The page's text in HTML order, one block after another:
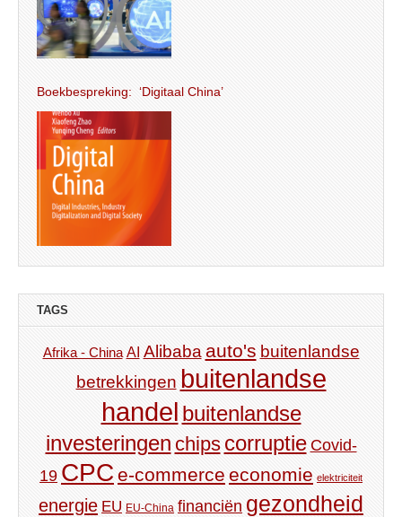
Boekbespreking: ‘Digitaal China’
TAGS
Afrika - China AI Alibaba auto's buitenlandse
betrekkingen buitenlandse
handel buitenlandse
investeringen chips corruptie Covid-
19 CPC e-commerce economie elektriciteit
energie EU EU-China financiën gezondheid